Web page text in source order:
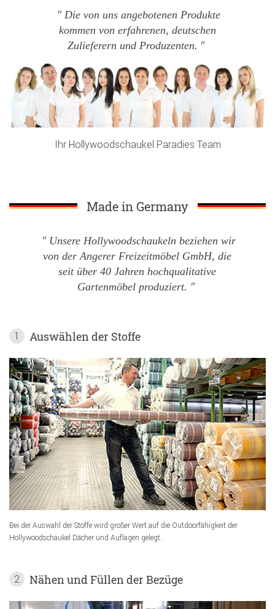
Die von uns angebotenen Produkte
kommen von erfahrenen, deutschen
Zulieferern und Produzenten.
Ihr Hollywoodschaukel Paradies Team
Made in Germany
Unsere Hollywoodschaukeln beziehen wir
von der Angerer Freizeitmöbel GmbH, die
seit über 40 Jahren hochqualitative
Gartenmöbel produziert.
1 Auswählen der Stoffe
Bei der Auswahl der Stoffe wird großer Wert auf die Outdoorfähigkeit der
Hollywoodschaukel Dächer und Auflagen gelegt.
2 Nähen und Füllen der Bezüge